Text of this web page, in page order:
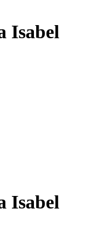
Isabel
Isabel